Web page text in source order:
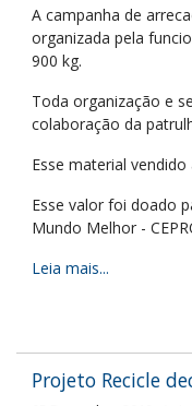
A campanha de
organizada pela
900 kg.
Toda organização e
colaboração da
Esse material
Esse valor foi doado
Mundo Melhor -
Leia mais...
Projeto Recicle